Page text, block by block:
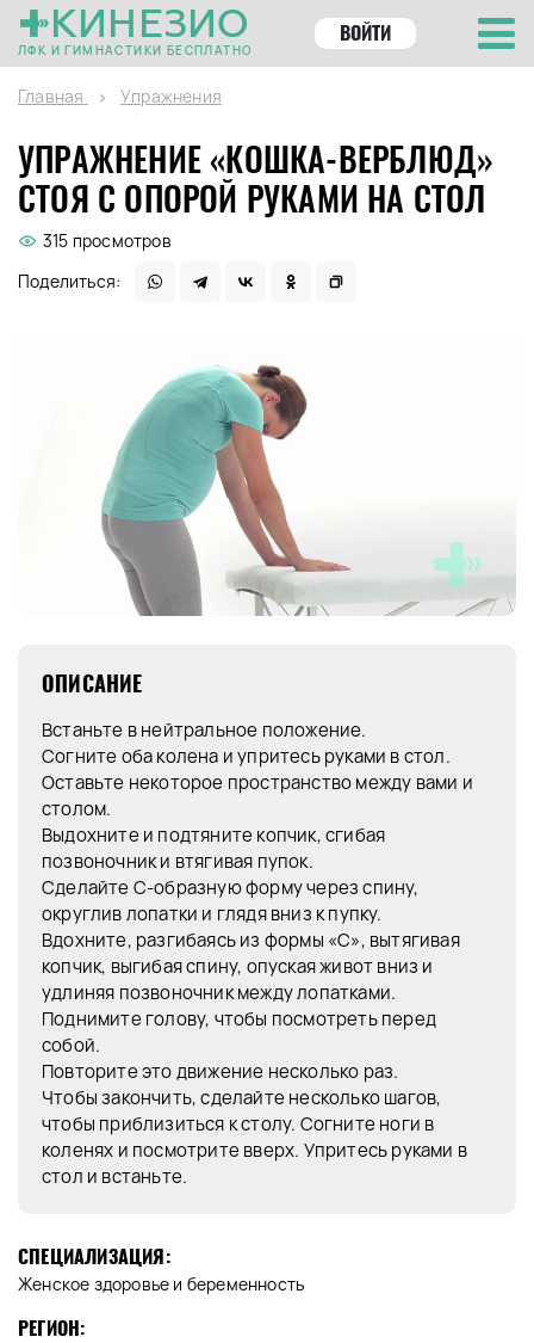
КИНЕЗИО
ЛФК И ГИМНАСТИКИ БЕСПЛАТНО
ВОЙТИ
Главная Упражнения
УПРАЖНЕНИЕ «КОШКА-ВЕРБЛЮД»
СТОЯ С ОПОРОЙ РУКАМИ НА СТОЛ
315 просмотров
Поделиться:
ОПИСАНИЕ
Встаньте в нейтральное положение.
Согните оба колена и упритесь руками в стол.
Оставьте некоторое пространство между вами и
столом.
Выдохните и подтяните копчик, сгибая
позвоночник и втягивая пупок.
Сделайте С-образную форму через спину,
округлив лопатки и глядя вниз к пупку.
Вдохните, разгибаясь из формы «С», вытягивая
копчик, выгибая спину, опуская живот вниз и
удлиняя позвоночник между лопатками.
Поднимите голову, чтобы посмотреть перед
собой.
Повторите это движение несколько раз.
Чтобы закончить, сделайте несколько шагов,
чтобы приблизиться к столу. Согните ноги в
коленях и посмотрите вверх. Упритесь руками в
стол и встаньте.
СПЕЦИАЛИЗАЦИЯ:
Женское здоровье и беременность
РЕГИОН: